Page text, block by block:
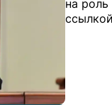
на